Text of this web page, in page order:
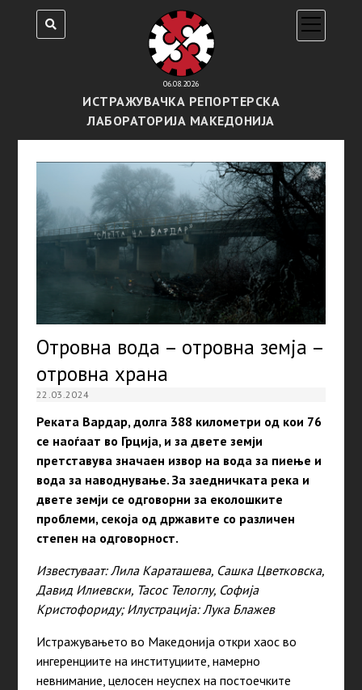
06.08.2026
ИСТРАЖУВАЧКА РЕПОРТЕРСКА
ЛАБОРАТОРИЈА МАКЕДОНИЈА
open
menu
Отровна вода – отровна земја –
отровна храна
22.03.2024
Реката Вардар, долга 388 километри од кои 76
се наоѓаат во Грција, и за двете земји
претставува значаен извор на вода за пиење и
вода за наводнување. За заедничката река и
двете земји се одговорни за еколошките
проблеми, секоја од државите со различен
степен на одговорност.
Известуваат: Лила Караташева, Сашка Цветковска,
Давид Илиевски, Тасос Телоглу, Софија
Кристофориду; Илустрација: Лука Блажев
Истражувањето во Македонија откри хаос во
ингеренциите на институциите, намерно
невнимание, целосен неуспех на постоечките